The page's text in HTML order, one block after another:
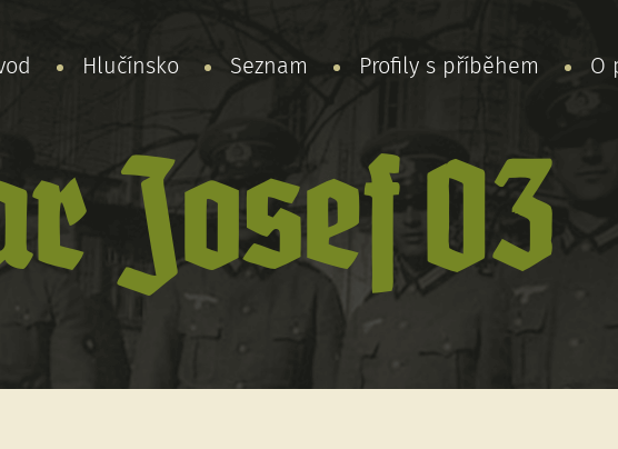
Hlučínsko Seznam Profily s příběhem O
Josef 03